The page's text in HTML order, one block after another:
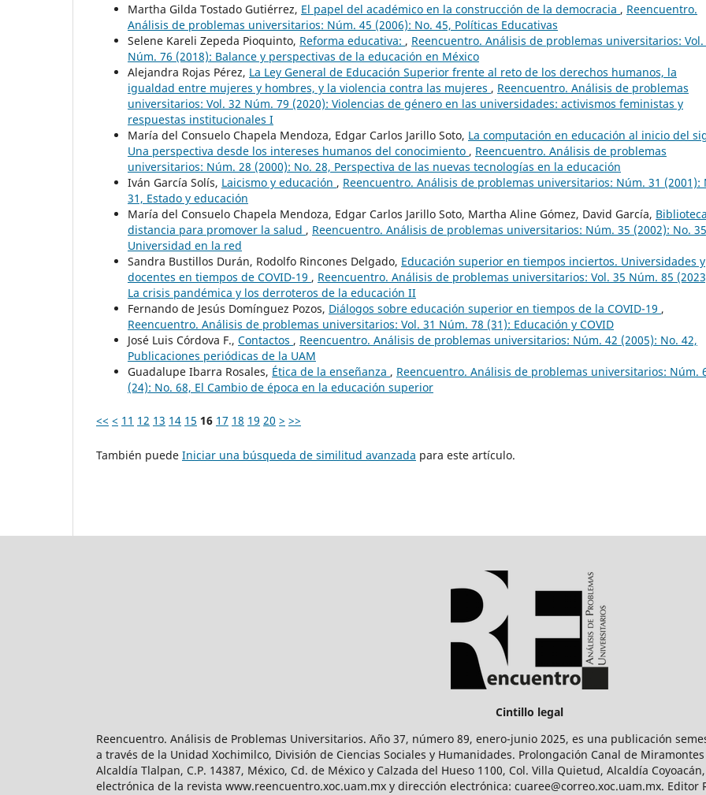
Martha Gilda Tostado Gutiérrez, El papel del académico en la construcción de la democracia , Reencuentro.
Análisis de problemas universitarios: Núm. 45 (2006): No. 45, Políticas Educativas
Selene Kareli Zepeda Pioquinto, Reforma educativa: , Reencuentro. Análisis de problemas universitarios: Vol.
Núm. 76 (2018): Balance y perspectivas de la educación en México
Alejandra Rojas Pérez, La Ley General de Educación Superior frente al reto de los derechos humanos, la
igualdad entre mujeres y hombres, y la violencia contra las mujeres , Reencuentro. Análisis de problemas
universitarios: Vol. 32 Núm. 79 (2020): Violencias de género en las universidades: activismos feministas y
respuestas institucionales I
María del Consuelo Chapela Mendoza, Edgar Carlos Jarillo Soto, La computación en educación al inicio del
Una perspectiva desde los intereses humanos del conocimiento , Reencuentro. Análisis de problemas
universitarios: Núm. 28 (2000): No. 28, Perspectiva de las nuevas tecnologías en la educación
Iván García Solís, Laicismo y educación , Reencuentro. Análisis de problemas universitarios: Núm. 31 (2001):
31, Estado y educación
María del Consuelo Chapela Mendoza, Edgar Carlos Jarillo Soto, Martha Aline Gómez, David García,
distancia para promover la salud , Reencuentro. Análisis de problemas universitarios: Núm. 35 (2002): No.
Universidad en la red
Sandra Bustillos Durán, Rodolfo Rincones Delgado, Educación superior en tiempos inciertos. Universidades y
docentes en tiempos de COVID-19 , Reencuentro. Análisis de problemas universitarios: Vol. 35 Núm. 85
La crisis pandémica y los derroteros de la educación II
Fernando de Jesús Domínguez Pozos, Diálogos sobre educación superior en tiempos de la COVID-19 ,
Reencuentro. Análisis de problemas universitarios: Vol. 31 Núm. 78 (31): Educación y COVID
José Luis Córdova F., Contactos , Reencuentro. Análisis de problemas universitarios: Núm. 42 (2005): No. 42,
Publicaciones periódicas de la UAM
Guadalupe Ibarra Rosales, Ética de la enseñanza , Reencuentro. Análisis de problemas universitarios: Núm.
(24): No. 68, El Cambio de época en la educación superior
<< < 11 12 13 14 15 16 17 18 19 20 > >>
También puede Iniciar una búsqueda de similitud avanzada para este artículo.
Cintillo legal
Reencuentro. Análisis de Problemas Universitarios. Año 37, número 89, enero-junio 2025, es una publicación
a través de la Unidad Xochimilco, División de Ciencias Sociales y Humanidades. Prolongación Canal de Miramontes
Alcaldía Tlalpan, C.P. 14387, México, Cd. de México y Calzada del Hueso 1100, Col. Villa Quietud, Alcaldía
electrónica de la revista www.reencuentro.xoc.uam.mx y dirección electrónica: cuaree@correo.xoc.uam.mx. Editor